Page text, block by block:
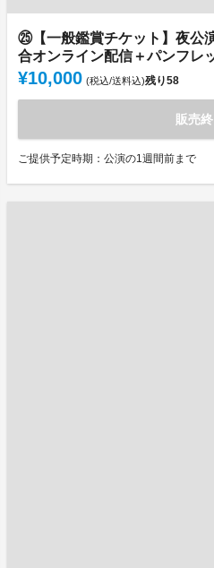
㉕【一般鑑賞チケット】夜公
合オンライン配信＋パンフレ
¥10,000 (税込/送料込)残り58
販売
ご提供予定時期：公演の1週間前まで